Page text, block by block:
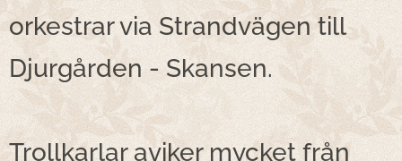
orkestrar via Strandvägen till
Djurgården - Skansen.
Trollkarlar aviker mycket från